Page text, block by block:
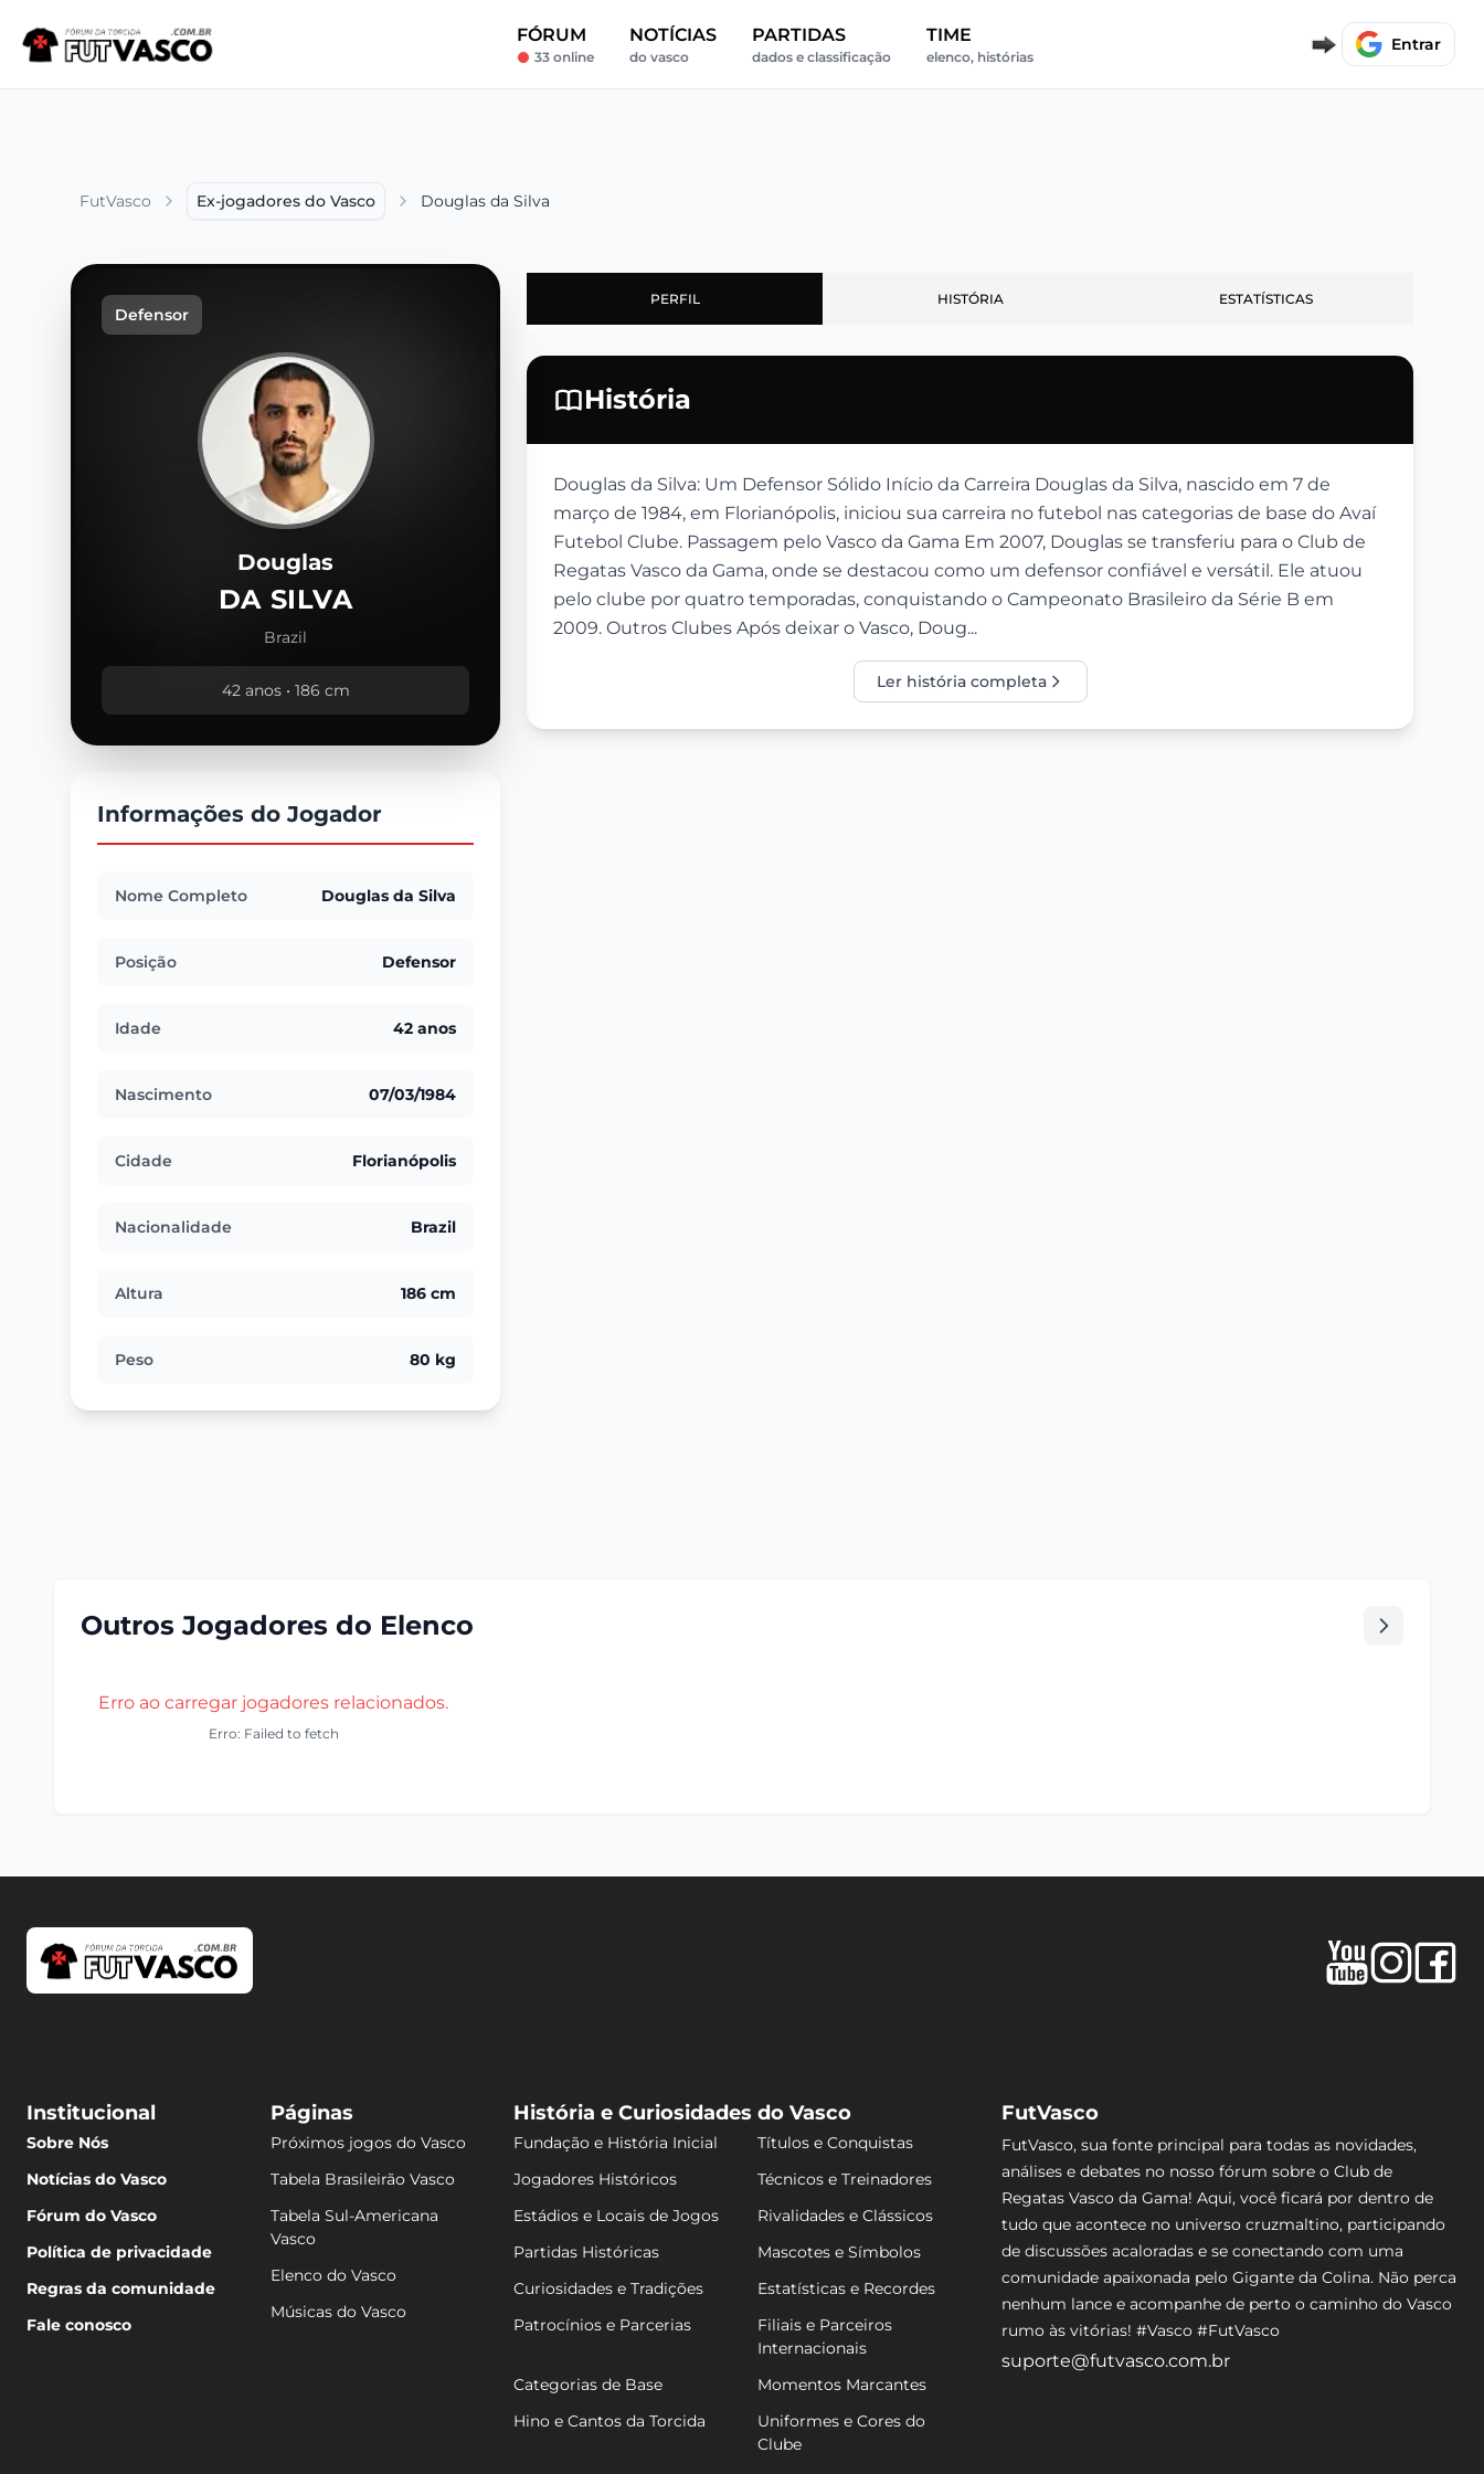
FÓRUM
33 online
NOTÍCIAS
do vasco
PARTIDAS
dados e classificação
TIME
elenco, histórias
Entrar
FutVasco Ex-jogadores do Vasco Douglas da Silva
Defensor
Douglas
DA SILVA
Brazil
42 anos • 186 cm
Informações do Jogador
Nome Completo Douglas da Silva
Posição Defensor
Idade 42 anos
Nascimento 07/03/1984
Cidade Florianópolis
Nacionalidade Brazil
Altura 186 cm
Peso 80 kg
PERFIL HISTÓRIA ESTATÍSTICAS
História
Douglas da Silva: Um Defensor Sólido Início da Carreira Douglas da Silva, nascido em 7 de
março de 1984, em Florianópolis, iniciou sua carreira no futebol nas categorias de base do Avaí
Futebol Clube. Passagem pelo Vasco da Gama Em 2007, Douglas se transferiu para o Club de
Regatas Vasco da Gama, onde se destacou como um defensor confiável e versátil. Ele atuou
pelo clube por quatro temporadas, conquistando o Campeonato Brasileiro da Série B em
2009. Outros Clubes Após deixar o Vasco, Doug...
Ler história completa
Outros Jogadores do Elenco
Erro ao carregar jogadores relacionados.
Erro: Failed to fetch
Institucional
Sobre Nós
Notícias do Vasco
Fórum do Vasco
Política de privacidade
Regras da comunidade
Fale conosco
Páginas
Próximos jogos do Vasco
Tabela Brasileirão Vasco
Tabela Sul-Americana
Vasco
Elenco do Vasco
Músicas do Vasco
História e Curiosidades do Vasco
Fundação e História Inicial
Títulos e Conquistas
Jogadores Históricos
Técnicos e Treinadores
Estádios e Locais de Jogos
Rivalidades e Clássicos
Partidas Históricas
Mascotes e Símbolos
Curiosidades e Tradições
Estatísticas e Recordes
Patrocínios e Parcerias
Filiais e Parceiros
Internacionais
Categorias de Base
Momentos Marcantes
Hino e Cantos da Torcida
Uniformes e Cores do
Clube
FutVasco
FutVasco, sua fonte principal para todas as novidades,
análises e debates no nosso fórum sobre o Club de
Regatas Vasco da Gama! Aqui, você ficará por dentro de
tudo que acontece no universo cruzmaltino, participando
de discussões acaloradas e se conectando com uma
comunidade apaixonada pelo Gigante da Colina. Não perca
nenhum lance e acompanhe de perto o caminho do Vasco
rumo às vitórias! #Vasco #FutVasco
suporte@futvasco.com.br